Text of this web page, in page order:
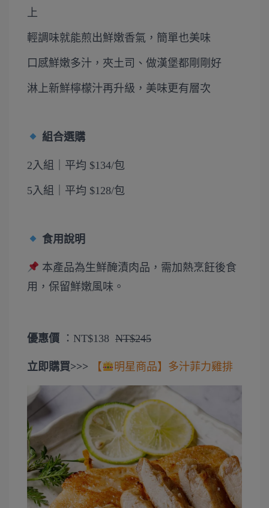
上
輕調味就能煎出鮮嫩香氣，簡單也美味
口感鮮嫩多汁，夾土司、做漢堡都剛剛好
淋上新鮮檸檬汁再升級，美味更有層次
組合選購
2入組｜平均 $134/包
5入組｜平均 $128/包
食用說明
本產品為生鮮醃漬肉品，需加熱烹飪後食
用，保留鮮嫩風味。
優惠價 ： NT$138 NT$245
立即購買>>> 【 明星商品】多汁菲力雞排